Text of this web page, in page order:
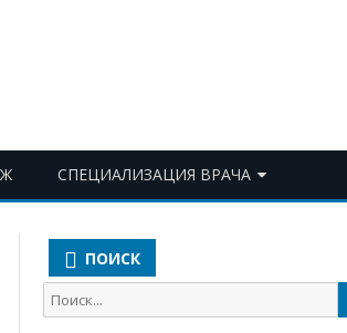
СПЕЦИАЛИЗАЦИЯ ВРАЧА
АЛЛЕРГОЛОГ-ИММУНОЛОГ
АНЕСТЕЗИОЛОГ-
ПОИСК
Поиск
для: